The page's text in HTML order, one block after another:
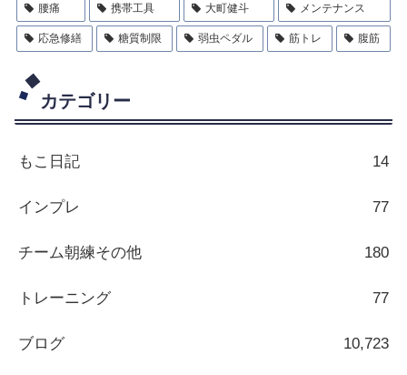
腰痛 携帯工具 大町健斗 メンテナンス
応急修繕 糖質制限 弱虫ペダル 筋トレ 腹筋
カテゴリー
もこ日記 14
インプレ 77
チーム朝練その他 180
トレーニング 77
ブログ 10,723